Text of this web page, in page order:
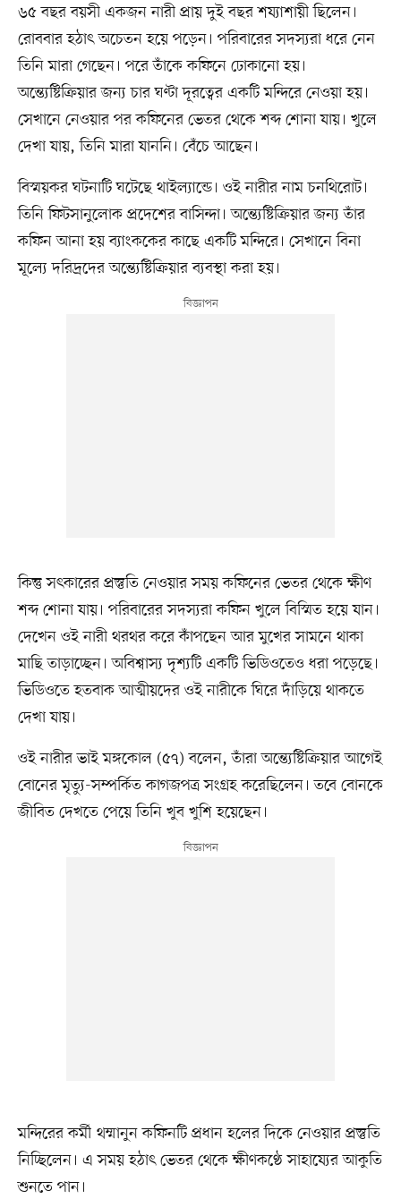
৬৫ বছর বয়সী একজন নারী প্রায় দুই বছর শয্যাশায়ী ছিলেন।
রোববার হঠাৎ অচেতন হয়ে পড়েন। পরিবারের সদস্যরা ধরে নেন
তিনি মারা গেছেন। পরে তাঁকে কফিনে ঢোকানো হয়।
অন্ত্যেষ্টিক্রিয়ার জন্য চার ঘণ্টা দূরত্বের একটি মন্দিরে নেওয়া হয়।
সেখানে নেওয়ার পর কফিনের ভেতর থেকে শব্দ শোনা যায়। খুলে
দেখা যায়, তিনি মারা যাননি। বেঁচে আছেন।
বিস্ময়কর ঘটনাটি ঘটেছে থাইল্যান্ডে। ওই নারীর নাম চনথিরোট।
তিনি ফিটসানুলোক প্রদেশের বাসিন্দা। অন্ত্যেষ্টিক্রিয়ার জন্য তাঁর
কফিন আনা হয় ব্যাংককের কাছে একটি মন্দিরে। সেখানে বিনা
মূল্যে দরিদ্রদের অন্ত্যেষ্টিক্রিয়ার ব্যবস্থা করা হয়।
কিন্তু সৎকারের প্রস্তুতি নেওয়ার সময় কফিনের ভেতর থেকে ক্ষীণ
শব্দ শোনা যায়। পরিবারের সদস্যরা কফিন খুলে বিস্মিত হয়ে যান।
দেখেন ওই নারী থরথর করে কাঁপছেন আর মুখের সামনে থাকা
মাছি তাড়াচ্ছেন। অবিশ্বাস্য দৃশ্যটি একটি ভিডিওতেও ধরা পড়েছে।
ভিডিওতে হতবাক আত্মীয়দের ওই নারীকে ঘিরে দাঁড়িয়ে থাকতে
দেখা যায়।
ওই নারীর ভাই মঙ্গকোল (৫৭) বলেন, তাঁরা অন্ত্যেষ্টিক্রিয়ার আগেই
বোনের মৃত্যু-সম্পর্কিত কাগজপত্র সংগ্রহ করেছিলেন। তবে বোনকে
জীবিত দেখতে পেয়ে তিনি খুব খুশি হয়েছেন।
মন্দিরের কর্মী থম্মানুন কফিনটি প্রধান হলের দিকে নেওয়ার প্রস্তুতি
নিচ্ছিলেন। এ সময় হঠাৎ ভেতর থেকে ক্ষীণকণ্ঠে সাহায্যের আকুতি
শুনতে পান।